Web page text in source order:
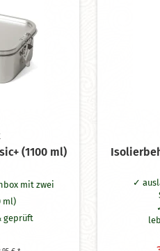
(1100 ml)
mit zwei
ml)
geprüft